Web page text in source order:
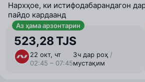
Нархҳое, ки истифодабарандагон
пайдо кардаанд
Аз ҳама арзонтарин
523,28 TJS
22 окт, чт
02:45 – 07:45
3 ⁠ч дар роҳ /
мустақим